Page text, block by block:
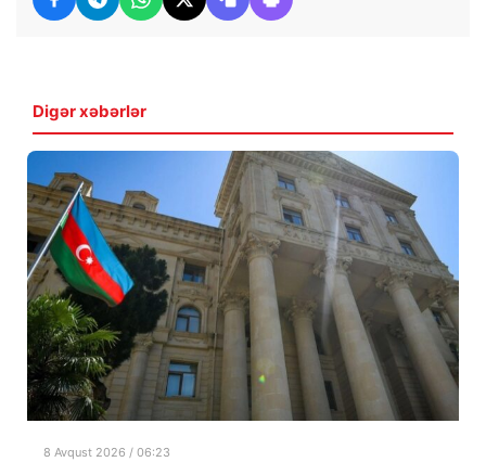
Digər xəbərlər
8 Avqust 2026 / 06:23